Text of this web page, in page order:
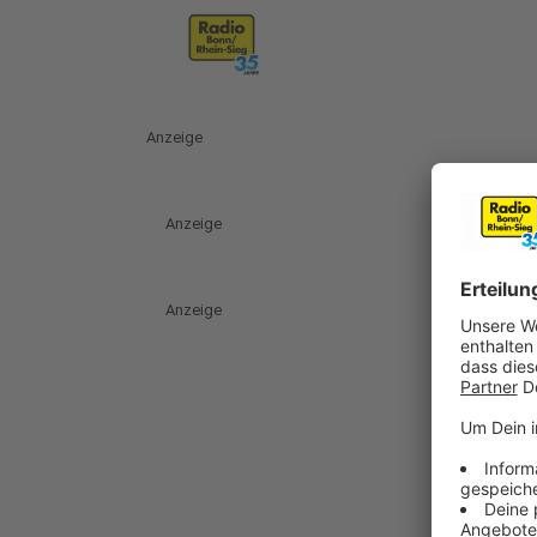
Anzeige
Anzeige
Anzeige